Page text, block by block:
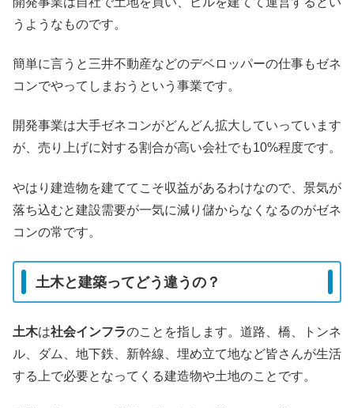
うようなものです。
簡単に言うと三井不動産などのデベロッパーの仕事もゼネ
コンでやってしまおうという事業です。
開発事業は大手ゼネコンがどんどん拡大していっています
が、売り上げに対する割合が高い会社でも10%程度です。
やはり建造物を建ててこそ収益があるわけなので、景気が
落ち込むと建設需要が一気に減り儲からなくなるのがゼネ
コンの常です。
土木と建築ってどう違うの？
土木は社会インフラのことを指します。道路、橋、トンネ
ル、ダム、地下鉄、新幹線、埋め立て地など皆さんが生活
する上で必要となってくる建造物や土地のことです。